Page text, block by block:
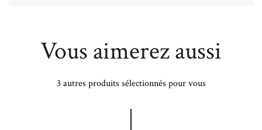
Vous aimerez aussi
3 autres produits sélectionnés pour vous